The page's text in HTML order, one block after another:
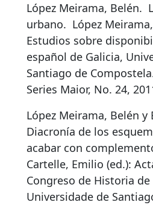
López Meirama, Belén.
urbano. López
Estudios sobre
español de Galicia,
Santiago de
Series Maior, No. 24,
López Meirama, Belén y
Diacronía de los
acabar con
Cartelle, Emilio (ed.):
Congreso de Historia
Universidade de